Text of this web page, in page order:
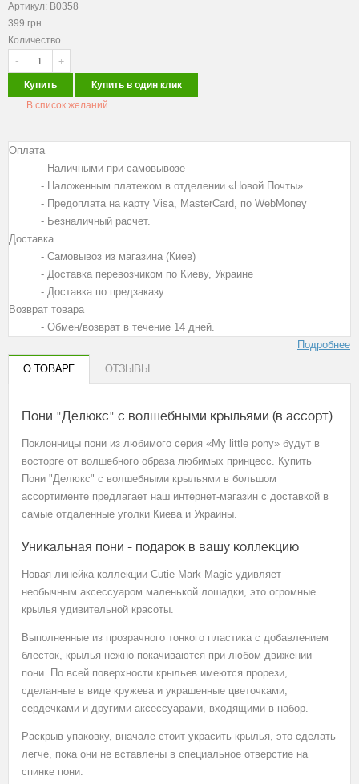
Артикул: B0358
399 грн
Количество
-
+
Купить
Купить в один клик
В список желаний
Оплата
- Наличными при самовывозе
- Наложенным платежом в отделении «Новой Почты»
- Предоплата на карту Visa, MasterCard, по WebMoney
- Безналичный расчет.
Доставка
- Самовывоз из магазина (Киев)
- Доставка перевозчиком по Киеву, Украине
- Доставка по предзаказу.
Возврат товара
- Обмен/возврат в течение 14 дней.
Подробнее
О ТОВАРЕ
ОТЗЫВЫ
Пони "Делюкс" с волшебными крыльями (в ассорт.)
Поклонницы пони из любимого серия «My little pony» будут в
восторге от волшебного образа любимых принцесс. Купить
Пони "Делюкс" с волшебными крыльями в большом
ассортименте предлагает наш интернет-магазин с доставкой в
самые отдаленные уголки Киева и Украины.
Уникальная пони - подарок в вашу коллекцию
Новая линейка коллекции Cutie Mark Magic удивляет
необычным аксессуаром маленькой лошадки, это огромные
крылья удивительной красоты.
Выполненные из прозрачного тонкого пластика с добавлением
блесток, крылья нежно покачиваются при любом движении
пони. По всей поверхности крыльев имеются прорези,
сделанные в виде кружева и украшенные цветочками,
сердечками и другими аксессуарами, входящими в набор.
Раскрыв упаковку, вначале стоит украсить крылья, это сделать
легче, пока они не вставлены в специальное отверстие на
спинке пони.